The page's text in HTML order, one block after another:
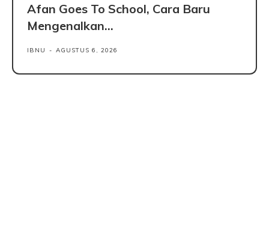
Afan Goes To School, Cara Baru
Mengenalkan...
IBNU - AGUSTUS 6, 2026